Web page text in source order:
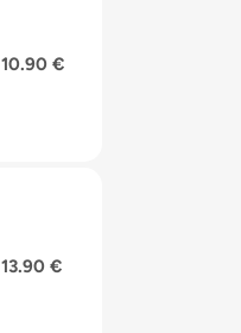
10.90 €
13.90 €